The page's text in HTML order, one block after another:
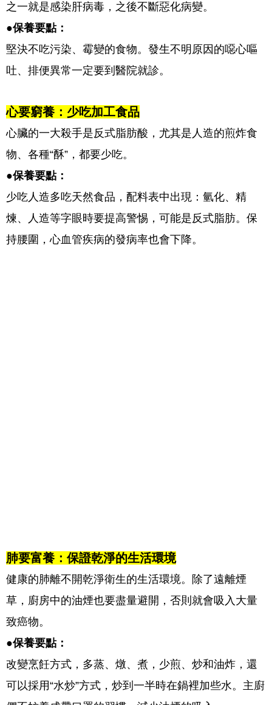
之一就是感染肝病毒，之後不斷惡化病變。
●保養要點：
堅決不吃污染、霉變的食物。發生不明原因的噁心嘔
吐、排便異常一定要到醫院就診。
心要窮養：少吃加工食品
心臟的一大殺手是反式脂肪酸，尤其是人造的煎炸食
物、各種“酥”，都要少吃。
●保養要點：
少吃人造多吃天然食品，配料表中出現：氫化、精
煉、人造等字眼時要提高警惕，可能是反式脂肪。保
持腰圍，心血管疾病的發病率也會下降。
肺要富養：保證乾淨的生活環境
健康的肺離不開乾淨衛生的生活環境。除了遠離煙
草，廚房中的油煙也要盡量避開，否則就會吸入大量
致癌物。
●保養要點：
改變烹飪方式，多蒸、燉、煮，少煎、炒和油炸，還
可以採用“水炒”方式，炒到一半時在鍋裡加些水。主廚